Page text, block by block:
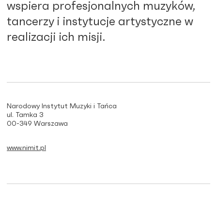
wspiera profesjonalnych muzyków,
tancerzy i instytucje artystyczne w
realizacji ich misji.
Narodowy Instytut Muzyki i Tańca
ul. Tamka 3
00-349 Warszawa
www.nimit.pl